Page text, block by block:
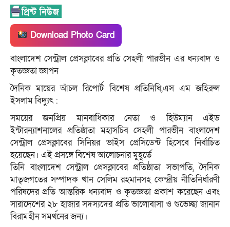
Download Photo Card
বাংলাদেশ সেন্ট্রাল প্রেসক্লাবের প্রতি সেহলী পারভীন এর ধন্যবাদ ও
কৃতজ্ঞতা জ্ঞাপন
দৈনিক মায়ের আঁচল রিপোর্ট বিশেষ প্রতিনিধি,এস এম জহিরুল
ইসলাম বিদ্যুৎ :
সময়ের জনপ্রিয় মানবাধিকার নেতা ও হিউম্যান এইড
ইন্টারন্যাশনালের প্রতিষ্ঠাতা মহাসচিব সেহলী পারভীন বাংলাদেশ
সেন্ট্রাল প্রেসক্লাবের সিনিয়র ভাইস প্রেসিডেন্ট হিসেবে নির্বাচিত
হয়েছেন। এই প্রসঙ্গে বিশেষ আলোচনার মুহূর্তে
তিনি বাংলাদেশ সেন্ট্রাল প্রেসক্লাবের প্রতিষ্ঠাতা সভাপতি, দৈনিক
মাতৃজগতের সম্পাদক খান সেলিম রহমানসহ কেন্দ্রীয় নীতিনির্ধারণী
পরিষদের প্রতি আন্তরিক ধন্যবাদ ও কৃতজ্ঞতা প্রকাশ করেছেন এবং
সারাদেশের ২৮ হাজার সদস্যদের প্রতি ভালোবাসা ও শুভেচ্ছা জানান
বিরামহীন সমর্থনের জন্য।